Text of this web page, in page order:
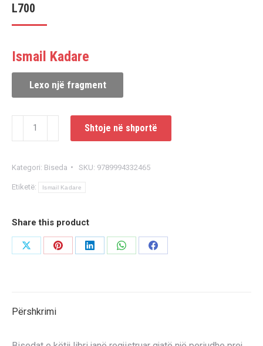
L700
Ismail Kadare
Lexo një fragment
Kohë
Shtoje në shportë
Kategori: Biseda SKU: 9789994332465
Etiketë: Ismail Kadare
Share this product
Share
Share
Share
Share
Share
Përshkrimi